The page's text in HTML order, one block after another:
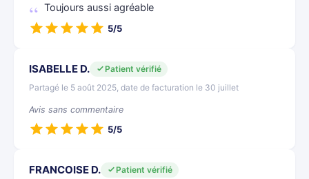
Toujours aussi agréable
5/5
ISABELLE D.
Patient vérifié
Partagé le 5 août 2025, date de facturation le 30 juillet
Avis sans commentaire
5/5
FRANCOISE D.
Patient vérifié